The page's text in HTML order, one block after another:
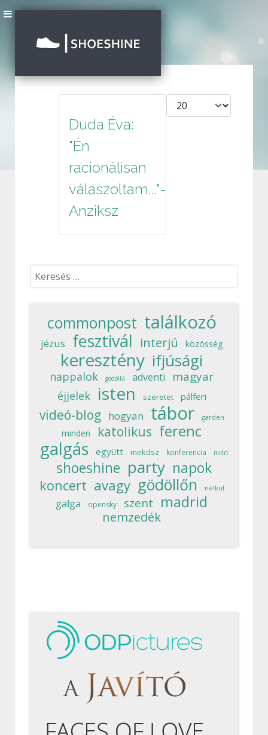
Tételek #
Duda Éva:
"Én
racionálisan
válaszoltam..."-
Anziksz
Keresés...
commonpost találkozó
jézus fesztivál interjú közösség
keresztény ifjúsági
nappalok gödöllő adventi magyar
éjjelek isten szeretet pálferi
videó-blog hogyan tábor garden
minden katolikus ferenc
galgás együtt mekdsz konferencia miért
shoeshine party napok
koncert avagy gödöllőn nélkül
galga opensky szent madrid
nemzedék